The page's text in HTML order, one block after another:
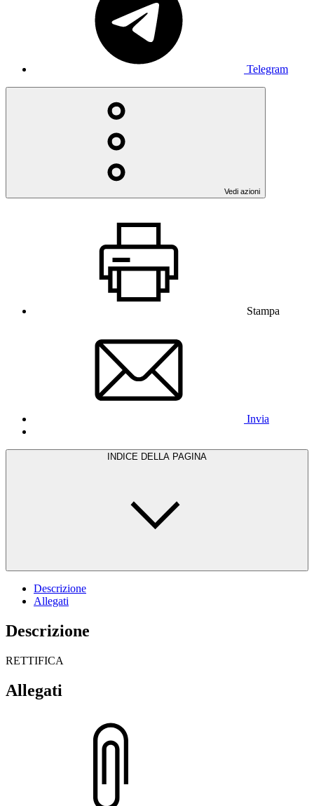
Telegram
Vedi azioni
Stampa
Invia
INDICE DELLA PAGINA
Descrizione
Allegati
Descrizione
RETTIFICA
Allegati